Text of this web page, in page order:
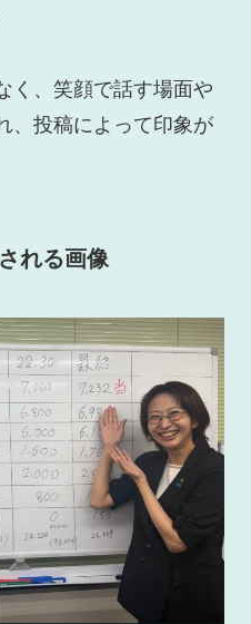
く、笑顔で話す場面や
、投稿によって印象が
れる画像